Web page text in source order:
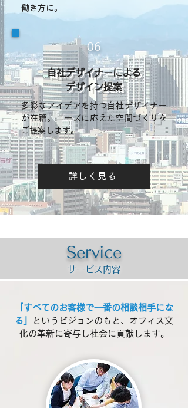
働き方に。
06
自社デザイナーによる
デザイン提案
多彩なアイデアを持つ自社デザイナー
が在籍。ニーズに応えた空間づくりを
ご提案します。
詳しく見る
Service
サービス内容
「すべてのお客様で一番の相談相手にな
る」
というビジョンのもと、オフィス文
化の革新に寄与し社会に貢献します。